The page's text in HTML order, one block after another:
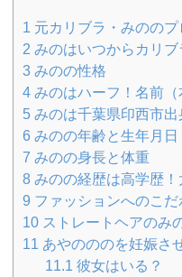
1 元カリブラ・みのの
2 みのはいつからカリブ
3 みのの性格
4 みのはハーフ！名前（
5 みのは千葉県印西市出
6 みのの年齢と生年月日
7 みのの身長と体重
8 みのの経歴は高学歴！
9 ファッションへのこ
10 ストレートヘアのみ
11 あやのののを妊娠さ
11.1 彼女はいる？